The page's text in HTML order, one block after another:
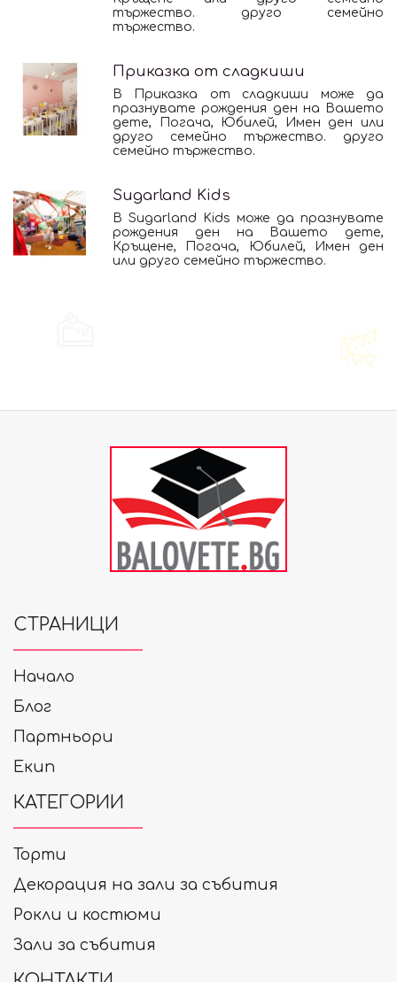
тържество. друго семейно
тържество.
Приказка от сладкиши
В Приказка от сладкиши може да
празнувате рождения ден на Вашето
дете, Погача, Юбилей, Имен ден или
друго семейно тържество. друго
семейно тържество.
Sugarland Kids
В Sugarland Kids може да празнувате
рождения ден на Вашето дете,
Кръщене, Погача, Юбилей, Имен ден
или друго семейно тържество.
СТРАНИЦИ
Начало
Блог
Партньори
Екип
КАТЕГОРИИ
Торти
Декорация на зали за събития
Рокли и костюми
Зали за събития